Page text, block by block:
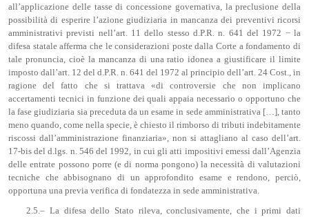
all’applicazione delle tasse di concessione governativa, la preclusione della
possibilità di esperire l’azione giudiziaria in mancanza dei preventivi ricorsi
amministrativi previsti nell’art. 11 dello stesso d.P.R. n. 641 del 1972 − la
difesa statale afferma che le considerazioni poste dalla Corte a fondamento di
tale pronuncia, cioè la mancanza di una ratio idonea a giustificare il limite
imposto dall’art. 12 del d.P.R. n. 641 del 1972 al principio dell’art. 24 Cost., in
ragione del fatto che si trattava «di controversie che non implicano
accertamenti tecnici in funzione dei quali appaia necessario o opportuno che
la fase giudiziaria sia preceduta da un esame in sede amministrativa […], tanto
meno quando, come nella specie, è chiesto il rimborso di tributi indebitamente
riscossi dall’amministrazione finanziaria», non si attagliano al caso dell’art.
17-bis del d.lgs. n. 546 del 1992, in cui gli atti impositivi emessi dall’Agenzia
delle entrate possono porre (e di norma pongono) la necessità di valutazioni
tecniche che abbisognano di un approfondito esame e rendono, perciò,
opportuna una previa verifica di fondatezza in sede amministrativa.
2.5.– La difesa dello Stato rileva, conclusivamente, che i primi dati